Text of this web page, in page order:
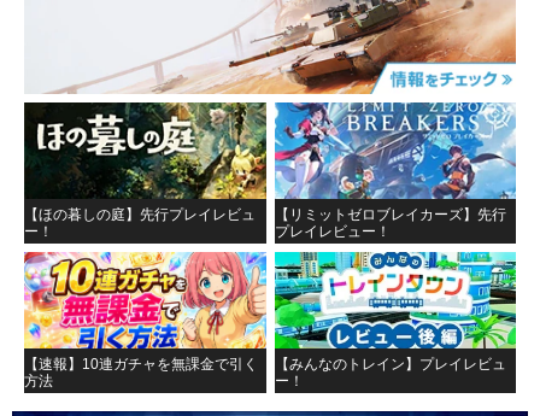
【ほの暮しの庭】先行プレイレビュ
ー！
【リミットゼロブレイカーズ】先行
プレイレビュー！
【速報】10連ガチャを無課金で引く
方法
【みんなのトレイン】プレイレビュ
ー！